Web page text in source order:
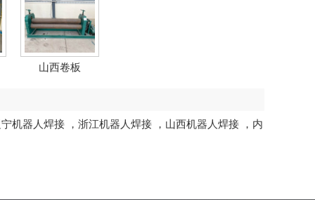
山西卷板
机器人焊接 ， 浙江机器人焊接 ， 山西机器人焊接 ， 内